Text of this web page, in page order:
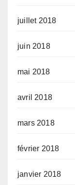
juillet 2018
juin 2018
mai 2018
avril 2018
mars 2018
février 2018
janvier 2018